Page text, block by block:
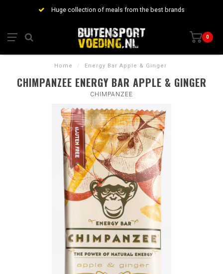
Huge collection of meals from the best brands
0
Home / Energy Bar Apple & Ginger
CHIMPANZEE ENERGY BAR APPLE & GINGER
CHIMPANZEE